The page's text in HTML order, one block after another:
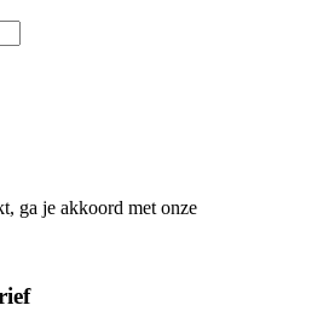
ga je akkoord met onze